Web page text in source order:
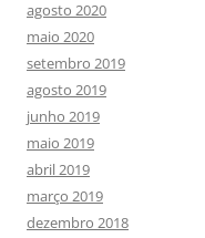
agosto 2020
maio 2020
setembro 2019
agosto 2019
junho 2019
maio 2019
abril 2019
março 2019
dezembro 2018